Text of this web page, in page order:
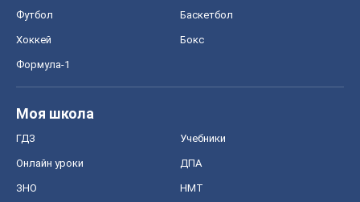
Футбол Баскетбол
Хоккей Бокс
Формула-1
Моя школа
ГДЗ Учебники
Онлайн уроки ДПА
ЗНО НМТ